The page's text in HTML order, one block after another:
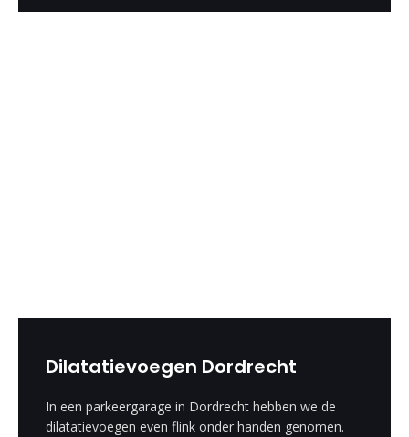
Dilatatievoegen Dordrecht
In een parkeergarage in Dordrecht hebben we de
dilatatievoegen even flink onder handen genomen.